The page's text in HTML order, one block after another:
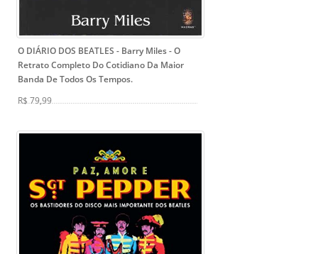
O DIÁRIO DOS BEATLES - Barry Miles- O
Retrato Completo Do Cotidiano Da Maior
Banda De Todos Os Tempos.
R$ 79,99